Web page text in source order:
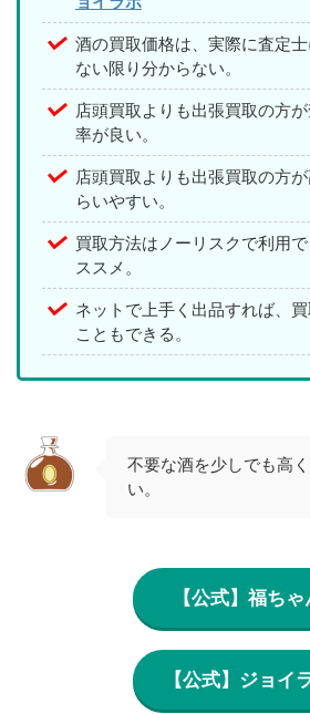
酒の買取価格は、実際に査定
ない限り分からない。
店頭買取よりも出張買取の方
率が良い。
店頭買取よりも出張買取の方
らいやすい。
買取方法はノーリスクで利用
ススメ。
ネットで上手く出品すれば、
こともできる。
不要な酒を少しでも高
い。
【公式】福ちゃ
【公式】ジョイ